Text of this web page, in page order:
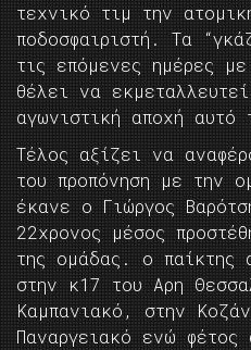
τεχνικό τιμ την
ποδοσφαιριστή. Τα
τις επόμενες ημέρες
θέλει να
αγωνιστική αποχή
Τέλος αξίζει να
του προπόνηση με την
έκανε ο Γιώργος
22χρονος μέσος
της ομάδας. ο παίκτης
στην κ17 του Αρη
Καμπανιακό, στην
Παναργειακό ενώ φέτος